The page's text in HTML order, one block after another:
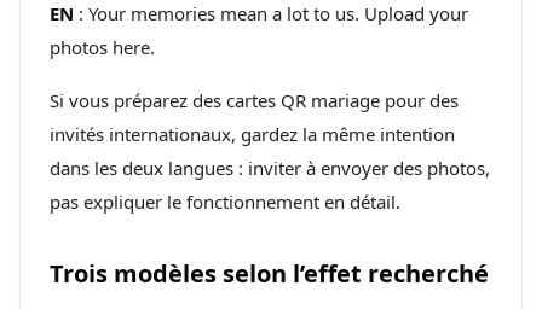
EN : Your memories mean a lot to us. Upload your
photos here.
Si vous préparez des cartes QR mariage pour des
invités internationaux, gardez la même intention
dans les deux langues : inviter à envoyer des photos,
pas expliquer le fonctionnement en détail.
Trois modèles selon l’effet recherché